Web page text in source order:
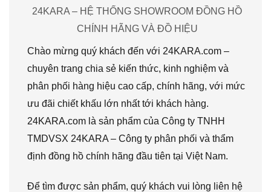
24KARA – HỆ THỐNG SHOWROOM ĐỒNG HỒ
CHÍNH HÃNG VÀ ĐỒ HIỆU
Chào mừng quý khách đến với 24KARA.com –
chuyên trang chia sẻ kiến thức, kinh nghiệm và
phân phối hàng hiệu cao cấp, chính hãng, với mức
ưu đãi chiết khấu lớn nhất tới khách hàng.
24KARA.com là sản phẩm của Công ty TNHH
TMDVSX 24KARA – Công ty phân phối và thẩm
định đồng hồ chính hãng đầu tiên tại Việt Nam.
Để tìm được sản phẩm, quý khách vui lòng liên hệ